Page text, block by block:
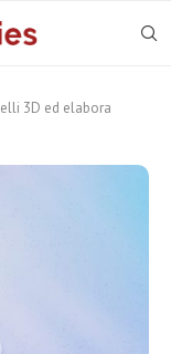
3D ed elabora